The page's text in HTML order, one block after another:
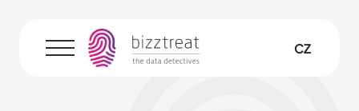
Menu CZ